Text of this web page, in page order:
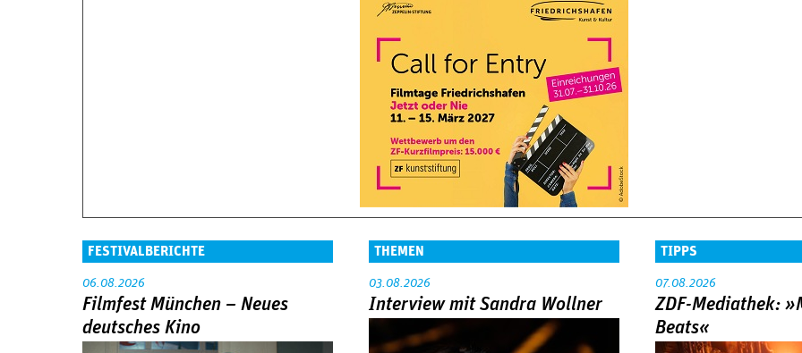
FESTIVALBERICHTE
06.08.2026
Filmfest München – Neues
deutsches Kino
THEMEN
03.08.2026
Interview mit Sandra Wollner
TIPPS
07.08.2026
ZDF-Mediathek:
Beats«